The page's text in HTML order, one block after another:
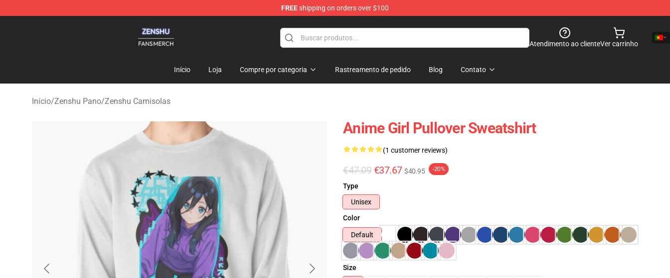
FREEshipping on orders over $100
Atendimento ao clienteVer carrinho
Início Loja Compre por categoria Rastreamento de pedido Blog Contato
Início/Zenshu Pano/Zenshu Camisolas
Anime Girl Pullover Sweatshirt
(1 customer reviews)
€47.09 €37.67 $40.95 -20%
Type
Unisex
Color
Default
Size